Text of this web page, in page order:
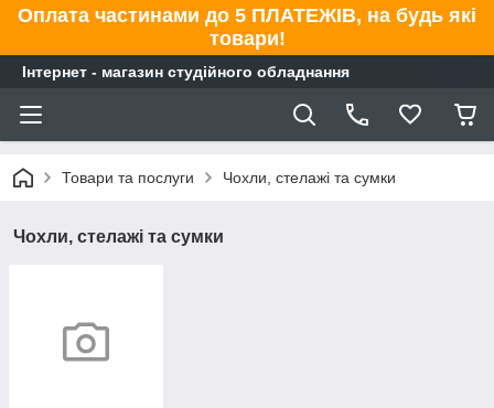
Оплата частинами до 5 ПЛАТЕЖІВ, на будь які
товари!
Інтернет - магазин студійного обладнання
Товари та послуги Чохли, стелажі та сумки
Чохли, стелажі та сумки